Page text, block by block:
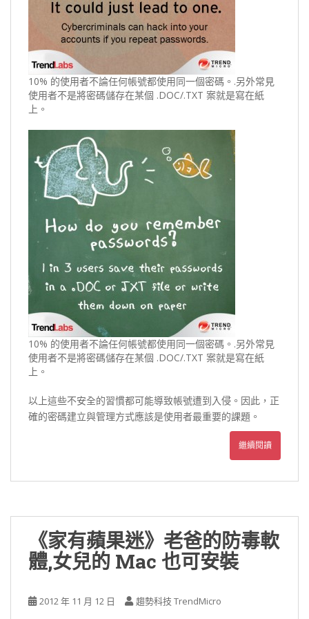
10% 的使用者不論任何帳號都使用同一個密碼。.另外常見
使用者不是將密碼儲存在某個 .DOC/.TXT 案就是寫在紙
上。
10% 的使用者不論任何帳號都使用同一個密碼。.另外常見
使用者不是將密碼儲存在某個 .DOC/.TXT 案就是寫在紙
上。
以上這些不安全的習慣都可能導致帳號遭到入侵。因此，正
確的密碼建立與管理方式應該是使用者最重要的課題。
繼續閱讀
《家有蘋果迷》老爸的防毒軟
體,女兒的 Mac 也可安裝
2012 年 11 月 12 日 趨勢科技 TrendMicro